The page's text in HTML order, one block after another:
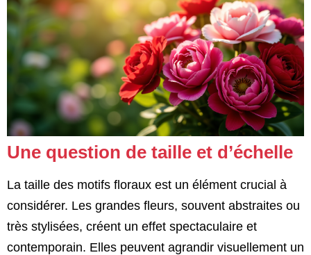
Une question de taille et d’échelle
La taille des motifs floraux est un élément crucial à
considérer. Les grandes fleurs, souvent abstraites ou
très stylisées, créent un effet spectaculaire et
contemporain. Elles peuvent agrandir visuellement un